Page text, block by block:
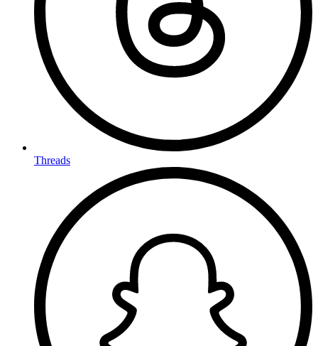
Threads